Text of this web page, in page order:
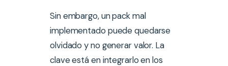
Sin embargo, un pack mal
implementado puede quedarse
olvidado y no generar valor. La
clave está en integrarlo en los